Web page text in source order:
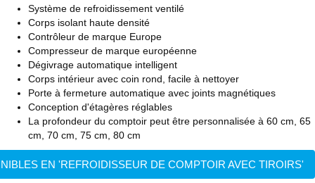
Système de refroidissement ventilé
Corps isolant haute densité
Contrôleur de marque Europe
Compresseur de marque européenne
Dégivrage automatique intelligent
Corps intérieur avec coin rond, facile à nettoyer
Porte à fermeture automatique avec joints magnétiques
Conception d'étagères réglables
La profondeur du comptoir peut être personnalisée à 60 cm, 65
cm, 70 cm, 75 cm, 80 cm
EN 'REFROIDISSEUR DE COMPTOIR AVEC TIROIRS'